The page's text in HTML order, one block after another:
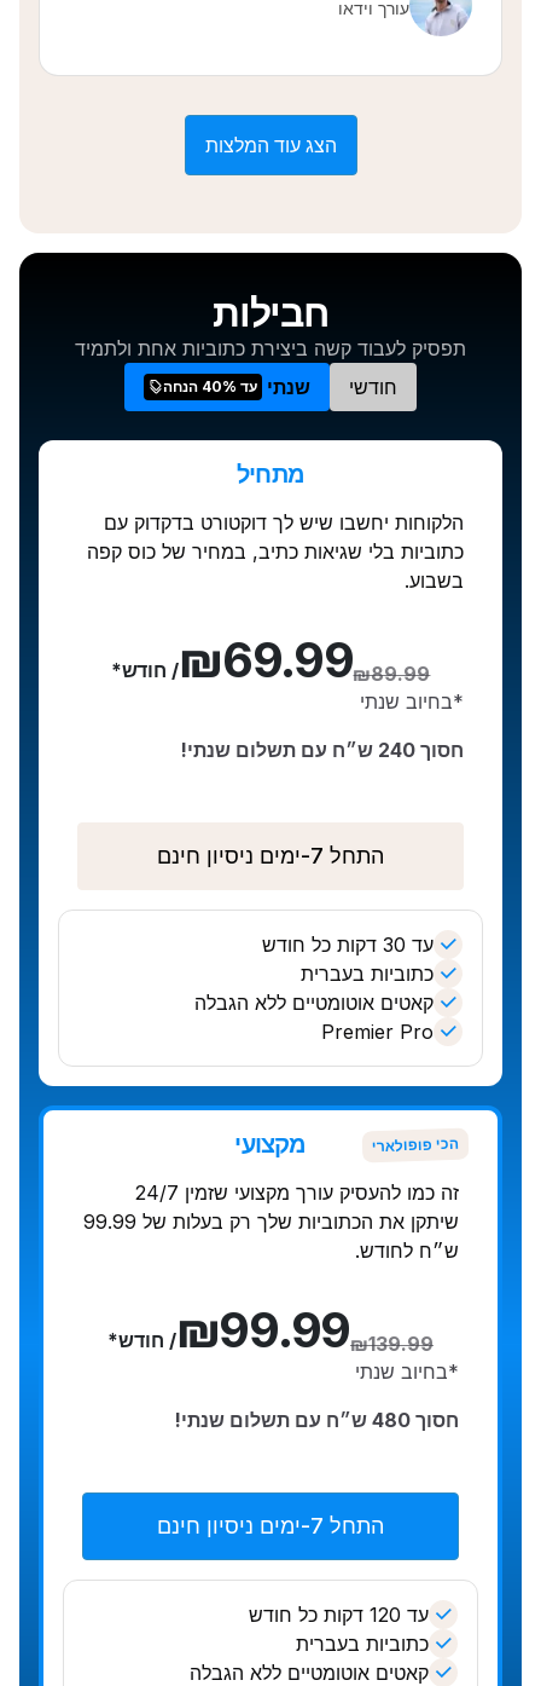
עורך וידאו
הצג עוד המלצות
חבילות
תפסיק לעבוד קשה ביצירת כתוביות אחת ולתמיד
חודשי
שנתי עד 40% הנחה
מתחיל
הלקוחות יחשבו שיש לך דוקטורט בדקדוק עם
כתוביות בלי שגיאות כתיב, במחיר של כוס קפה
בשבוע.
₪89.99
₪69.99/ חודש*
*בחיוב שנתי
חסוך 240 ש״ח עם תשלום שנתי!
התחל 7-ימים ניסיון חינם
עד 30 דקות כל חודש
כתוביות בעברית
קאטים אוטומטיים ללא הגבלה
Premier Pro
הכי פופולארי מקצועי
זה כמו להעסיק עורך מקצועי שזמין 24/7
שיתקן את הכתוביות שלך רק בעלות של 99.99
ש״ח לחודש.
₪139.99
₪99.99/ חודש*
*בחיוב שנתי
חסוך 480 ש״ח עם תשלום שנתי!
התחל 7-ימים ניסיון חינם
עד 120 דקות כל חודש
כתוביות בעברית
קאטים אוטומטיים ללא הגבלה